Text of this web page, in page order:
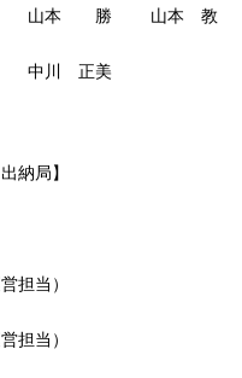
本 教
美
納局】
営担当）
営担当）